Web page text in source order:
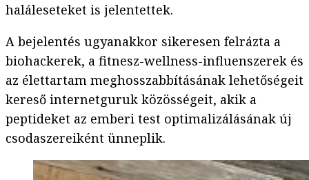
haláleseteket is jelentettek.
A bejelentés ugyanakkor sikeresen felrázta a
biohackerek, a fitnesz-wellness-influenszerek és
az élettartam meghosszabbításának lehetőségeit
kereső internetguruk közösségeit, akik a
peptideket az emberi test optimalizálásának új
csodaszereiként ünneplik.